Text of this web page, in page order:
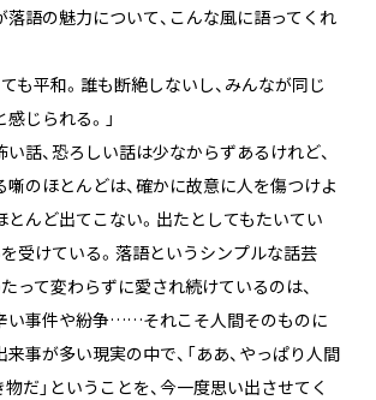
語の魅力について、こんな風に語ってくれ
も平和。誰も断絶しないし、みんなが同じ
じられる。」
話、恐ろしい話は少なからずあるけれど、
のほとんどは、確かに故意に人を傷つけよ
とんど出てこない。出たとしてもたいてい
を受けている。落語というシンプルな話芸
って変わらずに愛され続けているのは、
い事件や紛争……それこそ人間そのものに
事が多い現実の中で、「ああ、やっぱり人間
だ」ということを、今一度思い出させてく